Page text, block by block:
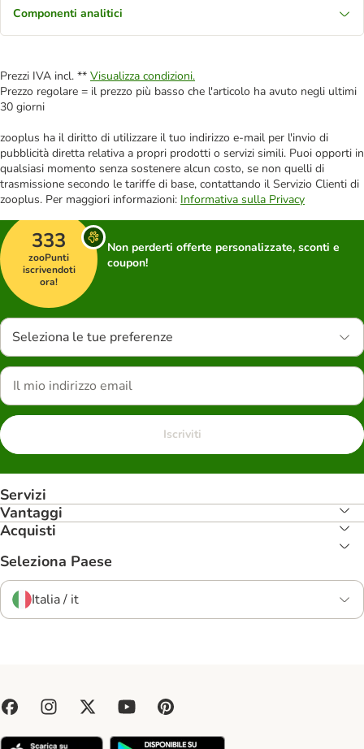
Componenti analitici
Prezzi IVA incl. ** Visualizza condizioni.
Prezzo regolare = il prezzo più basso che l'articolo ha avuto negli ultimi
30 giorni
zooplus ha il diritto di utilizzare il tuo indirizzo e-mail per l'invio di
pubblicità diretta relativa a propri prodotti o servizi simili. Puoi opporti in
qualsiasi momento senza sostenere alcun costo, se non quelli di
trasmissione secondo le tariffe di base, contattando il Servizio Clienti di
zooplus. Per maggiori informazioni: Informativa sulla Privacy
333
zooPunti
iscrivendoti
ora!
Non perderti offerte personalizzate, sconti e
coupon!
Seleziona le tue preferenze
Iscriviti
Servizi
Vantaggi
Acquisti
Seleziona Paese
Italia / it